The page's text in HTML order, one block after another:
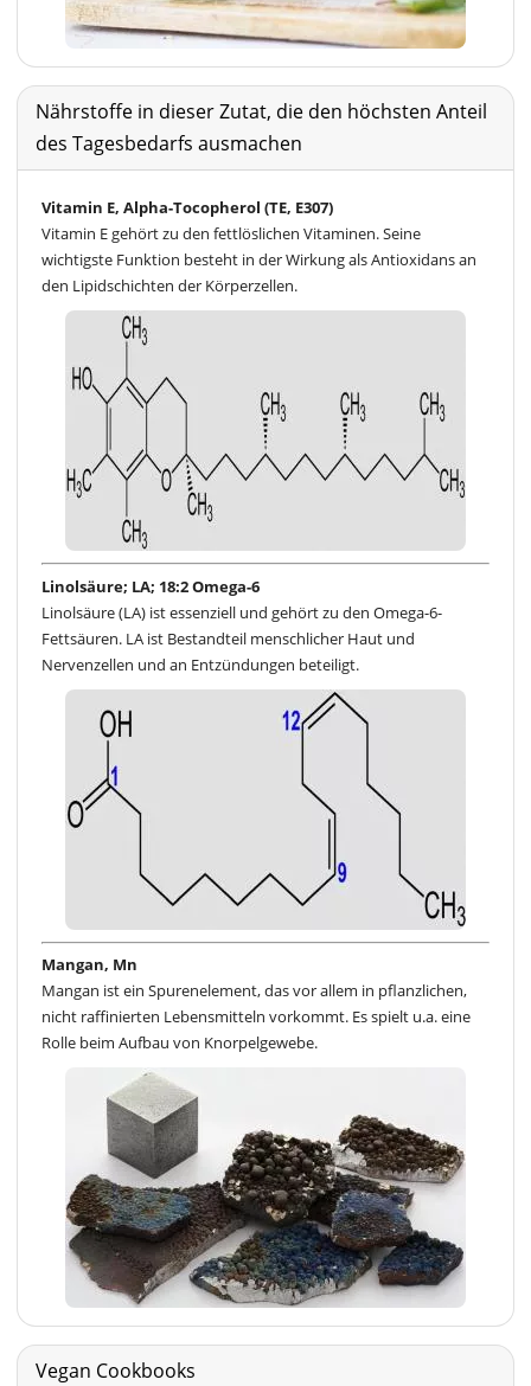
Nährstoffe in dieser Zutat, die den höchsten Anteil
des Tagesbedarfs ausmachen
Vitamin E, Alpha-Tocopherol (TE, E307)
Vitamin E gehört zu den fettlöslichen Vitaminen. Seine
wichtigste Funktion besteht in der Wirkung als Antioxidans an
den Lipidschichten der Körperzellen.
Linolsäure; LA; 18:2 Omega-6
Linolsäure (LA) ist essenziell und gehört zu den Omega-6-
Fettsäuren. LA ist Bestandteil menschlicher Haut und
Nervenzellen und an Entzündungen beteiligt.
Mangan, Mn
Mangan ist ein Spurenelement, das vor allem in pflanzlichen,
nicht raffinierten Lebensmitteln vorkommt. Es spielt u.a. eine
Rolle beim Aufbau von Knorpelgewebe.
Vegan Cookbooks